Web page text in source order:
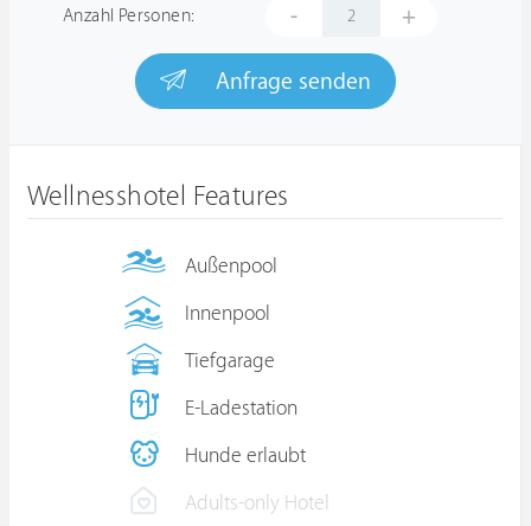
Anzahl Personen: - +
Anfrage senden
Wellnesshotel Features
Außenpool
Innenpool
Tiefgarage
E-Ladestation
Hunde erlaubt
Adults-only Hotel